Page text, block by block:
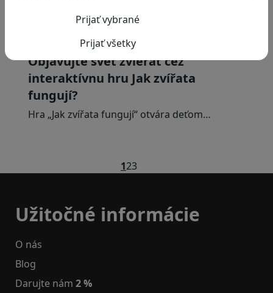
Vzdelávacie dobrodružstvo:
Objavujte svet zvierat cez
interaktívnu hru Jak zvířata
fungují?
Hra „Jak zvířata fungují“ otvára deťom…
123
Užitočné informácie
O nás
Blog
Darujte nám 2 %